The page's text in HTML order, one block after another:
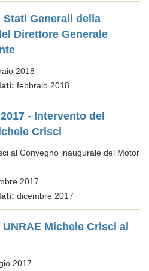
Generali della
Direttore Generale
2018
febbraio 2018
- Intervento del
Crisci
al Convegno inaugurale del Motor
2017
dicembre 2017
Michele Crisci al
2017